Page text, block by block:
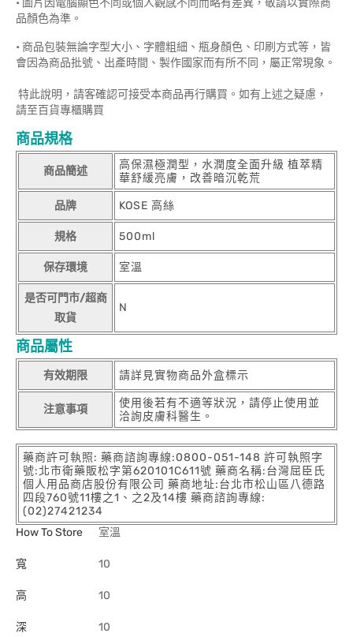
• 圖片因電腦顯色不同或個人觀感不同而略有差異，敬請以實際商
品顏色為準。
• 商品包裝無論字型大小、字體粗細、瓶身顏色、印刷方式等，皆
會因為商品批號、出產時間、製作國家而有所不同，屬正常現象。
特此說明，請客確認可接受本商品再行購買。如有上述之疑慮，
請至百貨專櫃購買
商品規格
商品簡述
高保濕極潤型，水潤度全面升級 植萃精
華舒緩亮膚，改善暗沉乾荒
品牌 KOSE 高絲
規格 500ml
保存環境 室溫
是否可門市/超商
取貨
N
商品屬性
有效期限 請詳見實物商品外盒標示
注意事項
使用後若有不適等狀況，請停止使用並
洽詢皮膚科醫生。
藥商許可執照: 藥商諮詢專線:0800-051-148 許可執照字
號:北市衛藥販松字第620101C611號 藥商名稱:台灣屈臣氏
個人用品商店股份有限公司 藥商地址:台北市松山區八德路
四段760號11樓之1、之2及14樓 藥商諮詢專線:
(02)27421234
How To Store
室溫
寬 10
高 10
深 10